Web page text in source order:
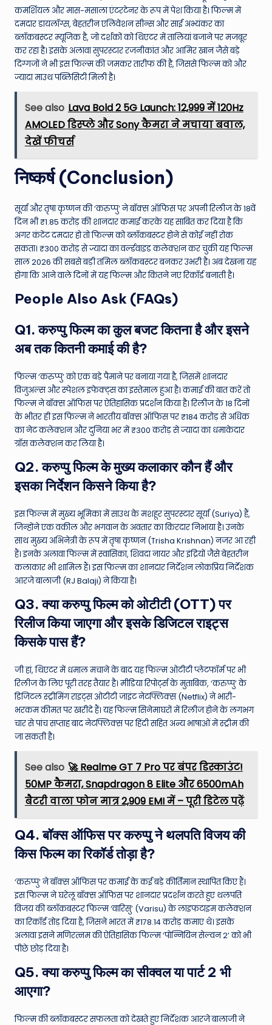
कमर्शियल और मास-मसाला एंटरटेनर के रूप में पेश किया है। फिल्म में
दमदार डायलॉग्स, बेहतरीन एलिवेशन सीन्स और साई अभ्यंकर का
ब्लॉकबस्टर म्यूजिक है, जो दर्शकों को थिएटर में तालियां बजाने पर मजबूर
कर रहा है। इसके अलावा सुपरस्टार रजनीकांत और आमिर खान जैसे बड़े
दिग्गजों ने भी इस फिल्म की जमकर तारीफ की है, जिससे फिल्म को और
ज्यादा माउथ पब्लिसिटी मिली है।
See also Lava Bold 2 5G Launch: ₹12,999 में 120Hz
AMOLED डिस्प्ले और Sony कैमरा ने मचाया बवाल,
देखें फीचर्स
निष्कर्ष (Conclusion)
सूर्या और तृषा कृष्णन की ‘करुप्पु’ ने बॉक्स ऑफिस पर अपनी रिलीज के 18वें
दिन भी ₹1.85 करोड़ की शानदार कमाई करके यह साबित कर दिया है कि
अगर कंटेंट दमदार हो तो फिल्म को ब्लॉकबस्टर होने से कोई नहीं रोक
सकता। ₹300 करोड़ से ज्यादा का वर्ल्डवाइड कलेक्शन कर चुकी यह फिल्म
साल 2026 की सबसे बड़ी तमिल ब्लॉकबस्टर बनकर उभरी है। अब देखना यह
होगा कि आने वाले दिनों में यह फिल्म और कितने नए रिकॉर्ड बनाती है।
People Also Ask (FAQs)
Q1. करुप्पु फिल्म का कुल बजट कितना है और इसने
अब तक कितनी कमाई की है?
फिल्म ‘करुप्पु’ को एक बड़े पैमाने पर बनाया गया है, जिसमें शानदार
विजुअल्स और स्पेशल इफेक्ट्स का इस्तेमाल हुआ है। कमाई की बात करें तो
फिल्म ने बॉक्स ऑफिस पर ऐतिहासिक प्रदर्शन किया है। रिलीज के 18 दिनों
के भीतर ही इस फिल्म ने भारतीय बॉक्स ऑफिस पर ₹184 करोड़ से अधिक
का नेट कलेक्शन और दुनिया भर में ₹300 करोड़ से ज्यादा का धमाकेदार
ग्रॉस कलेक्शन कर लिया है।
Q2. करुप्पु फिल्म के मुख्य कलाकार कौन हैं और
इसका निर्देशन किसने किया है?
इस फिल्म में मुख्य भूमिका में साउथ के मशहूर सुपरस्टार सूर्या (Suriya) हैं,
जिन्होंने एक वकील और भगवान के अवतार का किरदार निभाया है। उनके
साथ मुख्य अभिनेत्री के रूप में तृषा कृष्णन (Trisha Krishnan) नजर आ रही
हैं। इनके अलावा फिल्म में स्वासिका, शिवदा नायर और इंद्रियों जैसे बेहतरीन
कलाकार भी शामिल हैं। इस फिल्म का शानदार निर्देशन लोकप्रिय निर्देशक
आरजे बालाजी (RJ Balaji) ने किया है।
Q3. क्या करुप्पु फिल्म को ओटीटी (OTT) पर
रिलीज किया जाएगा और इसके डिजिटल राइट्स
किसके पास हैं?
जी हां, थिएटर में धमाल मचाने के बाद यह फिल्म ओटीटी प्लेटफॉर्म पर भी
रिलीज के लिए पूरी तरह तैयार है। मीडिया रिपोर्ट्स के मुताबिक, ‘करुप्पु’ के
डिजिटल स्ट्रीमिंग राइट्स ओटीटी जाइंट नेटफ्लिक्स (Netflix) ने भारी-
भरकम कीमत पर खरीदे हैं। यह फिल्म सिनेमाघरों में रिलीज होने के लगभग
चार से पांच सप्ताह बाद नेटफ्लिक्स पर हिंदी सहित अन्य भाषाओं में स्ट्रीम की
जा सकती है।
See also 🚀 Realme GT 7 Pro पर बंपर डिस्काउंट!
50MP कैमरा, Snapdragon 8 Elite और 6500mAh
बैटरी वाला फोन मात्र ₹2,909 EMI में – पूरी डिटेल पढ़ें
Q4. बॉक्स ऑफिस पर करुप्पु ने थलपति विजय की
किस फिल्म का रिकॉर्ड तोड़ा है?
‘करुप्पु’ ने बॉक्स ऑफिस पर कमाई के कई बड़े कीर्तिमान स्थापित किए हैं।
इस फिल्म ने घरेलू बॉक्स ऑफिस पर शानदार प्रदर्शन करते हुए थलपति
विजय की ब्लॉकबस्टर फिल्म ‘वारिसु’ (Varisu) के लाइफटाइम कलेक्शन
का रिकॉर्ड तोड़ दिया है, जिसने भारत में ₹178.14 करोड़ कमाए थे। इसके
अलावा इसने मणिरत्नम की ऐतिहासिक फिल्म ‘पोन्नियिन सेल्वन 2’ को भी
पीछे छोड़ दिया है।
Q5. क्या करुप्पु फिल्म का सीक्वल या पार्ट 2 भी
आएगा?
फिल्म की ब्लॉकबस्टर सफलता को देखते हुए निर्देशक आरजे बालाजी ने